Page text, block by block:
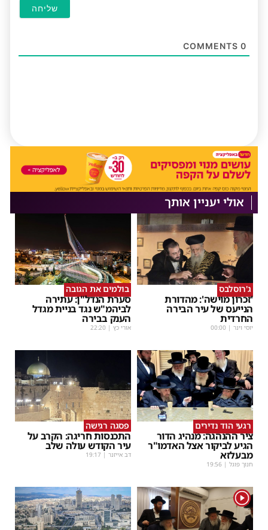
0
אולי יעניין אותך
ג'רוסלבס
'זכרון מוישה': מהדורת
הנייעס של עיר הבירה
החרדית
יוסי וינר |
00:00
בולמים את הגובה
סערת הנדל"ן: עתירה
לביהמ"ש נגד בניית מגדל
הענק בבירה
אורי כץ |
22:20
רגעי הוד נדירים
ציר ההנהגה: מנהיג הדור
הגיע לביקור אצל האדמו"ר
מבעלזא
חנוך פוגל |
19:56
פסגה רגישה
התכנסות חריגה: הקרב על
עיר הקודש עולה שלב
דב אייזנר |
19:17
1